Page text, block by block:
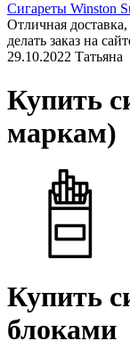
Сигареты Winston
Отличная
делать заказ на
29.10.2022 Татьяна
Купить
маркам)
Купить
блоками